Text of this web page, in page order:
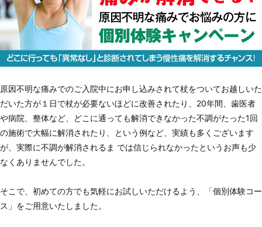
原因不明な痛みでのご入院中にお申し込みされて杖をついてお越しいた
だいた方が１日で杖が必要ないほどに改善されたり、20年間、歯医者
や病院、整体など、どこに通っても解消できなかった不調がたった1回
の施術で大幅に解消されたり、という例など、実績も多くございます
が、実際に不調が解消されるま では信じられなかったというお声も少
なくありませんでした。
そこで、初めての方でも気軽にお試しいただけるよう、
「個別体験コー
ス」 をご用意いたしました。